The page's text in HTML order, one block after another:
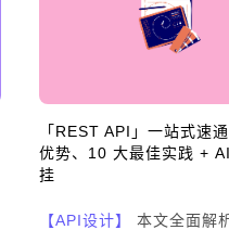
「REST API」一站式速
优势、10 大最佳实践 +
挂
【API设计】
本文全面解